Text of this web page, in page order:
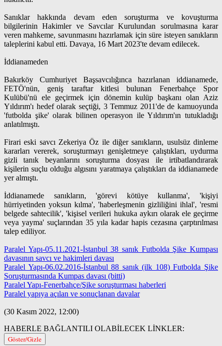
Sanıklar hakkında devam eden soruşturma ve kovuşturma
bilgilerinin Hakimler ve Savcılar Kurulundan sorulmasına karar
veren mahkeme, savunmasını hazırlamak için süre isteyen sanıkların
taleplerini kabul etti. Davaya, 16 Mart 2023'te devam edilecek.
İddianameden
Bakırköy Cumhuriyet Başsavcılığınca hazırlanan iddianamede,
FETÖ'nün, geniş taraftar kitlesi bulunan Fenerbahçe Spor
Kulübü'nü ele geçirmek için dönemin kulüp başkanı olan Aziz
Yıldırım'ı hedef olarak seçtiği, 3 Temmuz 2011'de de kamuoyunda
'futbolda şike' olarak bilinen operasyon ile Yıldırım'ın tutukladığı
anlatılmıştı.
Firari eski savcı Zekeriya Öz ile diğer sanıkların, usulsüz dinleme
kararları vererek, soruşturmayı genişletmeye çalıştıkları, uydurma
gizli tanık beyanlarını soruşturma dosyası ile irtibatlandırarak
kişilerin suçlu olduğu algısını yaratmaya çalıştıkları da iddianamede
yer almıştı.
İddianamede sanıkların, 'görevi kötüye kullanma', 'kişiyi
hürriyetinden yoksun kılma', 'haberleşmenin gizliliğini ihlal', 'resmi
belgede sahtecilik', 'kişisel verileri hukuka aykırı olarak ele geçirme
veya yayma' suçlarından 35 yıla kadar hapis cezasına çarptırılması
talep ediliyor.
Paralel Yapı-05.11.2021-İstanbul 38 sanık Futbolda Şike Kumpası
davasının savcı ve hakimleri davası
Paralel Yapı-06.02.2016-İstanbul 88 sanık (ilk 108) Futbolda Şike
Soruşturmasında Kumpas davası (bitti)
Paralel Yapı-Fenerbahçe/Şike soruşturması haberleri
Paralel yapıya açılan ve sonuçlanan davalar
(30 Kasım 2022, 12:00)
HABERLE BAĞLANTILI OLABİLECEK LİNKLER:
Göster/Gizle